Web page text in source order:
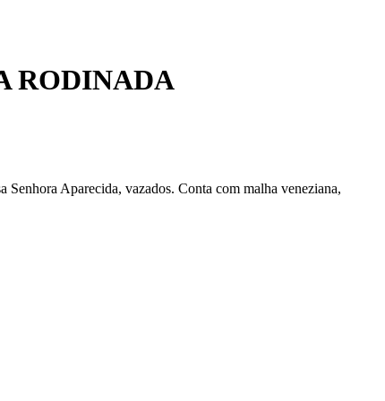
RODINADA
Aparecida, vazados. Conta com malha veneziana,